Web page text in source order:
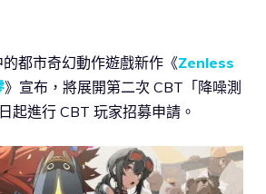
都市奇幻動作遊戲新作《Zenless
》宣布，將展開第二次 CBT「降噪測
起進行 CBT 玩家招募申請。